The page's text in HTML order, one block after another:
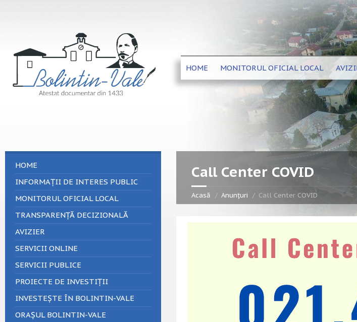
HOME MONITORUL OFICIAL LOCAL
Call Center COVID
Acasă Anunțuri Call Center COVID
HOME
INFORMAȚII DE INTERES PUBLIC
MONITORUL OFICIAL LOCAL
TRANSPARENȚĂ DECIZIONALĂ
AVIZIER
SERVICII ONLINE
SERVICII PUBLICE
PROIECTE DE INVESTIȚII
INVESTEȘTE ÎN BOLINTIN-VALE
ORAȘUL BOLINTIN-VALE